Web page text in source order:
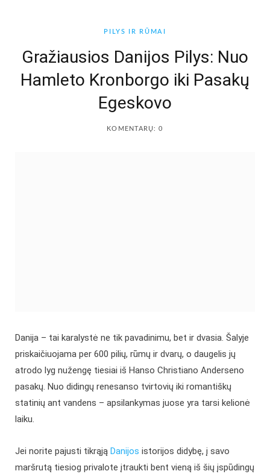
PILYS IR RŪMAI
Gražiausios Danijos Pilys: Nuo
Hamleto Kronborgo iki Pasakų
Egeskovo
KOMENTARŲ: 0
Danija – tai karalystė ne tik pavadinimu, bet ir dvasia. Šalyje
priskaičiuojama per 600 pilių, rūmų ir dvarų, o daugelis jų
atrodo lyg nužengę tiesiai iš Hanso Christiano Anderseno
pasakų. Nuo didingų renesanso tvirtovių iki romantiškų
statinių ant vandens – apsilankymas juose yra tarsi kelionė
laiku.
Jei norite pajusti tikrąją Danijos istorijos didybę, į savo
maršrutą tiesiog privalote įtraukti bent vieną iš šių įspūdingų